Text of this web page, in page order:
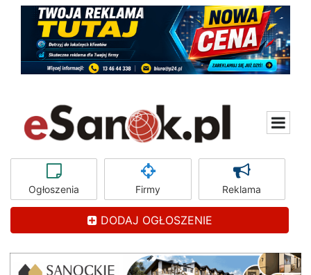
Ogłoszenia Firmy Reklama
DODAJ OGŁOSZENIE